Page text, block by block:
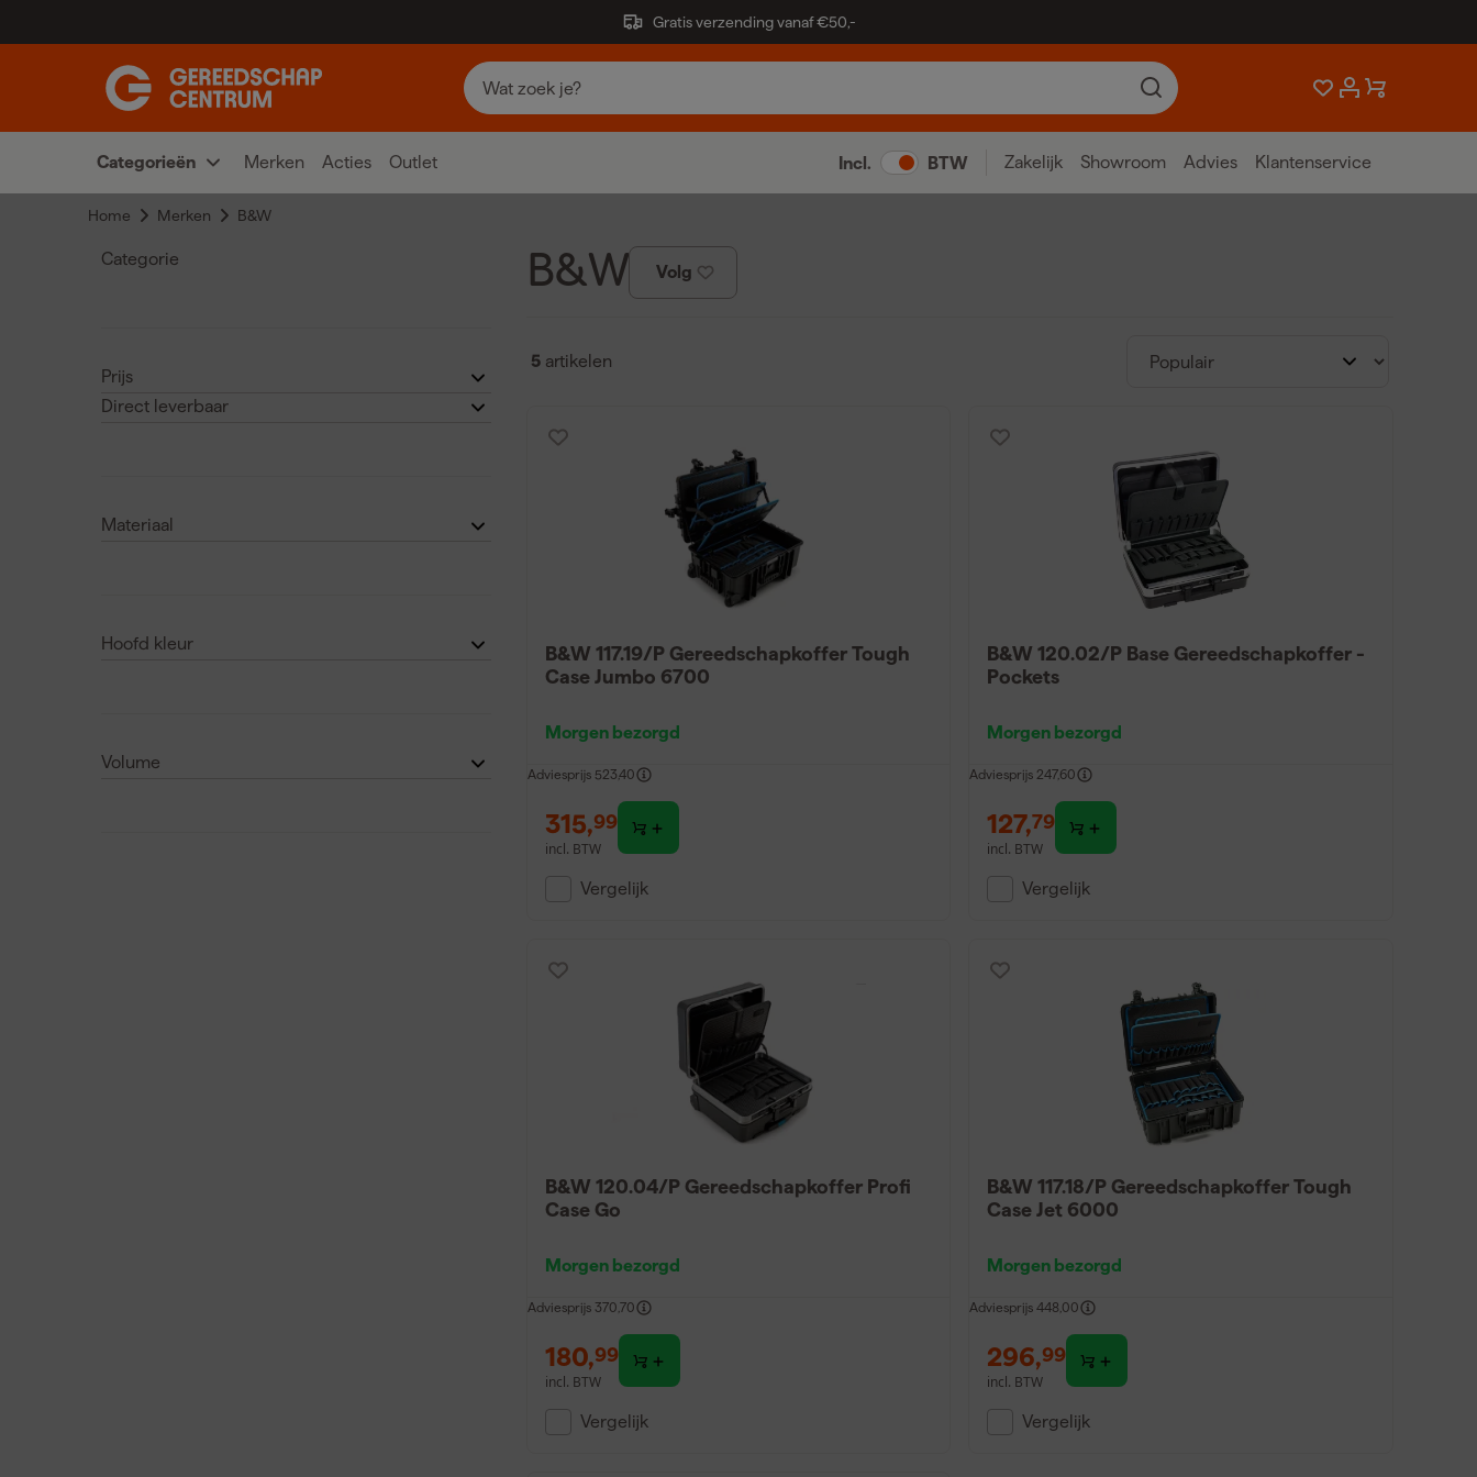
Gratis verzending vanaf €50,-
Categorieën Merken Acties Outlet Incl. BTW Zakelijk Showroom Advies Klantenservice
Home Merken B&W
Categorie
Prijs
Direct leverbaar
Materiaal
Hoofd kleur
Volume
B&W Volg
5 artikelen
B&W 117.19/P Gereedschapkoffer Tough
Case Jumbo 6700
Morgen bezorgd
Adviesprijs 523,40
315,99
incl. BTW
Vergelijk
B&W 120.02/P Base Gereedschapkoffer -
Pockets
Morgen bezorgd
Adviesprijs 247,60
127,79
incl. BTW
Vergelijk
B&W 120.04/P Gereedschapkoffer Profi
Case Go
Morgen bezorgd
Adviesprijs 370,70
180,99
incl. BTW
Vergelijk
B&W 117.18/P Gereedschapkoffer Tough
Case Jet 6000
Morgen bezorgd
Adviesprijs 448,00
296,99
incl. BTW
Vergelijk